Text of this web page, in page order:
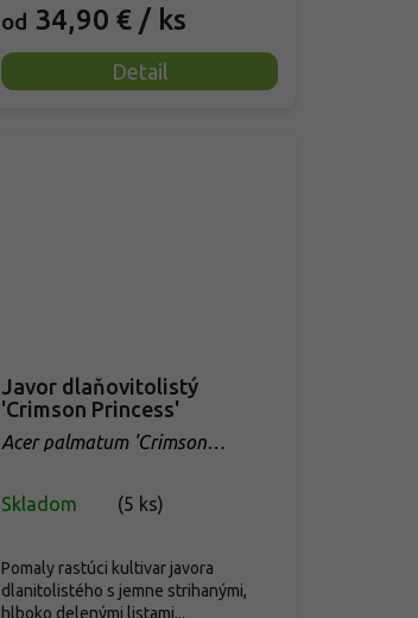
od 34,90 € / ks
Detail
Javor dlaňovitolistý
'Crimson Princess'
Acer palmatum 'Crimson
Skladom
(5 ks)
Pomaly rastúci kultivar javora
dlanitolistého s jemne strihanými,
hlboko delenými listami...